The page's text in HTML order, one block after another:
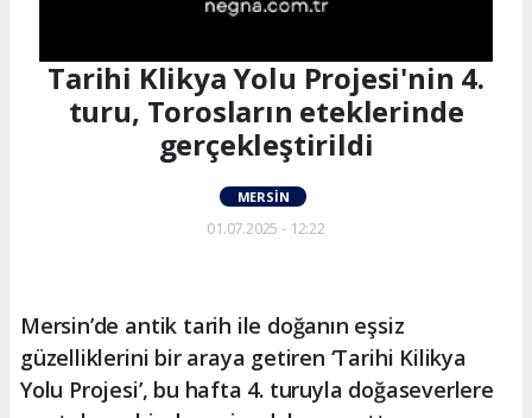
Tarihi Klikya Yolu Projesi'nin 4.
turu, Torosların eteklerinde
gerçekleştirildi
MERSIN
01.07.2025 - 12:22
Mersin’de antik tarih ile doğanın eşsiz
güzelliklerini bir araya getiren ‘Tarihi Kilikya
Yolu Projesi’, bu hafta 4. turuyla doğaseverlere